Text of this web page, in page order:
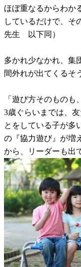
ほぼ重なるからわか
しているだけで、そ
先生 以下同）
多かれ少なかれ、集
間外れが出てくるそ
「遊び方そのもの
3歳ぐらいまでは、
とをしている子が多
の『協力遊び』が増
から、リーダーも出